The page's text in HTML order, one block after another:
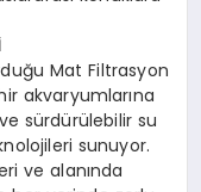
Mat Filtrasyon
akvaryumlarına
sürdürülebilir su
sunuyor.
ve alanında